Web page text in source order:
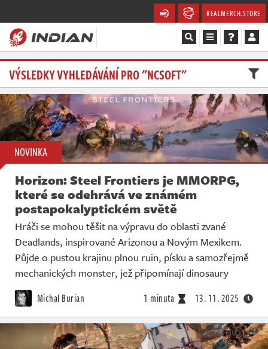
REALMERCH.STORE
Magazín
Recenze
Videa
Soutěže
Databáze
Komunita
Redakce
Živě
VÝSLEDKY VYHLEDÁVÁNÍ PRO "NCSOFT"
NOVINKA
Horizon: Steel Frontiers je MMORPG,
které se odehrává ve známém
postapokalyptickém světě
Hráči se mohou těšit na výpravu do oblasti zvané
Deadlands, inspirované Arizonou a Novým Mexikem.
Půjde o pustou krajinu plnou ruin, písku a samozřejmě
mechanických monster, jež připomínají dinosaury
Michal Burian 1 minuta 13. 11. 2025